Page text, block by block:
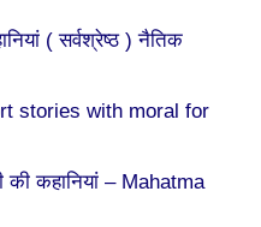
( सर्वश्रेष्ठ ) नैतिक
stories with moral for
की कहानियां – Mahatma